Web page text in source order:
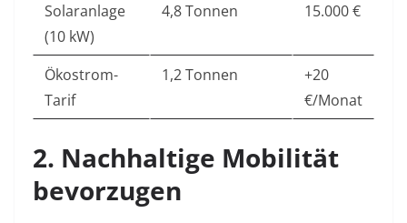
Solaranlage
(10 kW)
4,8 Tonnen 15.000 €
Ökostrom-
Tarif
1,2 Tonnen
+20
€/Monat
2. Nachhaltige Mobilität
bevorzugen